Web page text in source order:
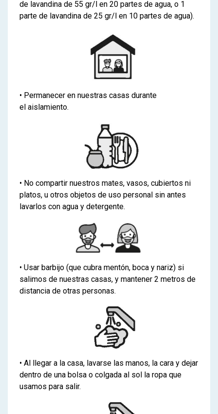
de lavandina de 55 gr/l en 20 partes de agua, o 1
parte de lavandina de 25 gr/l en 10 partes de agua).
• Permanecer en nuestras casas durante
el aislamiento.
• No compartir nuestros mates, vasos, cubiertos ni
platos, u otros objetos de uso personal sin antes
lavarlos con agua y detergente.
• Usar barbijo (que cubra mentón, boca y nariz) si
salimos de nuestras casas, y mantener 2 metros de
distancia de otras personas.
• Al llegar a la casa, lavarse las manos, la cara y dejar
dentro de una bolsa o colgada al sol la ropa que
usamos para salir.